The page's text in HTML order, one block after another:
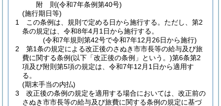
附 則(令和7年条例第40号)
(施行期日等)
1
この条例は、規則で定める日から施行する。 ただし、第2
条の規定は、令和8年4月1日から施行する。
(令和7年規則第42号で令和7年12月26日から施行)
2
第1条の規定による改正後のさぬき市市長等の給与及び旅
費に関する条例(以下「改正後の条例」という。)第6条第2
項及び附則第5項の規定は、令和7年12月1日から適用す
る。
(期末手当の内払)
3
改正後の条例の規定を適用する場合においては、改正前の
さぬき市市長等の給与及び旅費に関する条例の規定に基づ